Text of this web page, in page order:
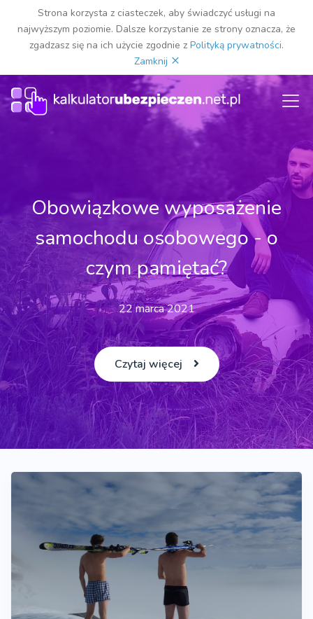
Strona korzysta z ciasteczek, aby świadczyć usługi na
najwyższym poziomie. Dalsze korzystanie ze strony oznacza, że
zgadzasz się na ich użycie zgodnie z Polityką prywatności.
Zamknij ×
Obowiązkowe wyposażenie
samochodu osobowego - o
czym pamiętać?
22 marca 2021
Czytaj więcej